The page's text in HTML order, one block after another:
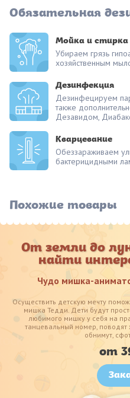
Обязательная
Мойка и стирка
Убираем грязь
хозяйственным
Дезинфекция
Дезинфецируем
также
Дезавидом,
Кварцевание
Обеззараживаем
бактерицидными
Похожие товары
От земли до
найти
Чудо мишка-
Осуществить детскую мечту
мишка Тедди. Дети будут
любимого мишку у себя на
танцевальный номер, поводят
обнимут,
от